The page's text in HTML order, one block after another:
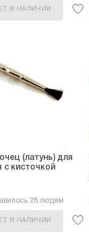
В НАЛИЧИИ
(латунь) для
с кисточкой
28 людям
В НАЛИЧИИ